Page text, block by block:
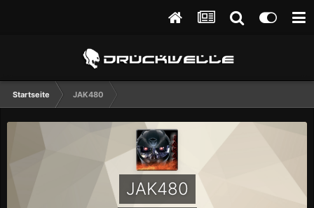
Startseite JAK480
JAK480